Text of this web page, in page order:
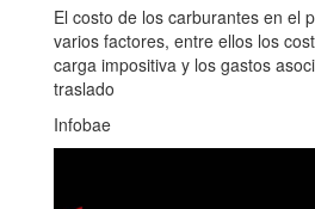
El costo de los carburantes en el
varios factores, entre ellos los
carga impositiva y los gastos
traslado
Infobae